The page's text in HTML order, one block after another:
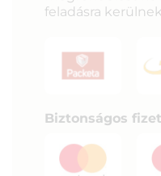
feladásra
Biztonságos